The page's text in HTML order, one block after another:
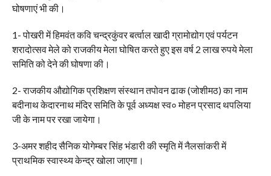
घोषणाएं भी की।
1- पोखरी में हिमवंत कवि चन्द्रकुंवर बर्त्वाल खादी ग्रामोद्योग एवं पर्यटन
शरादोत्सव मेले को राजकीय मेला घोषित करते हुए इस वर्ष 2 लाख रुपये मेला
समिति को देने की घोषणा की।
2- राजकीय औद्योगिक प्रशिक्षण संस्थान तपोवन ढाक (जोशीमठ) का नाम
बदीनाथ केदारनाथ मंदिर समिति के पूर्व अध्यक्ष स्व० मोहन प्रसाद थपलिया
जी के नाम पर रखा जायेगा।
3-अमर शहीद सैनिक योगेम्बर सिंह भंडारी की स्मृति में नैलसांकरी में
प्राथमिक स्वास्थ्य केन्द्र खोला जाएगा।